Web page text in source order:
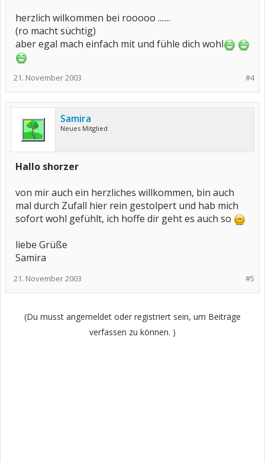
herzlich wilkommen bei rooooo .......
(ro macht süchtig)
aber egal mach einfach mit und fühle dich wohl
#4
21. November 2003
Samira
Neues Mitglied
Hallo shorzer
von mir auch ein herzliches willkommen, bin auch
mal durch Zufall hier rein gestolpert und hab mich
sofort wohl gefühlt, ich hoffe dir geht es auch so
liebe Grüße
Samira
#5
21. November 2003
(Du musst angemeldet oder registriert sein, um Beiträge
verfassen zu können. )